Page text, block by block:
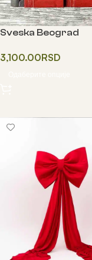
Sveska Beograd
3,100.00RSD